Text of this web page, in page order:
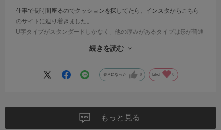
仕事で長時間座るのでクッションを探してたら、インスタからこちら
のサイトに辿り着きました。
U字タイプがスタンダードしかなく、他の厚みがあるタイプは形が普通
アム、ザ・アウル3Dハイエストセット）」もお願いして比較しまし
お尻の当たり具合はU字が良かったですが、自分の体重のせいか厚みが
さらに、ザ・アウルハイエスト（勾配なし）もサンプルをお願いして
続きを読む
参考になった 0 Like! 0
もっと見る